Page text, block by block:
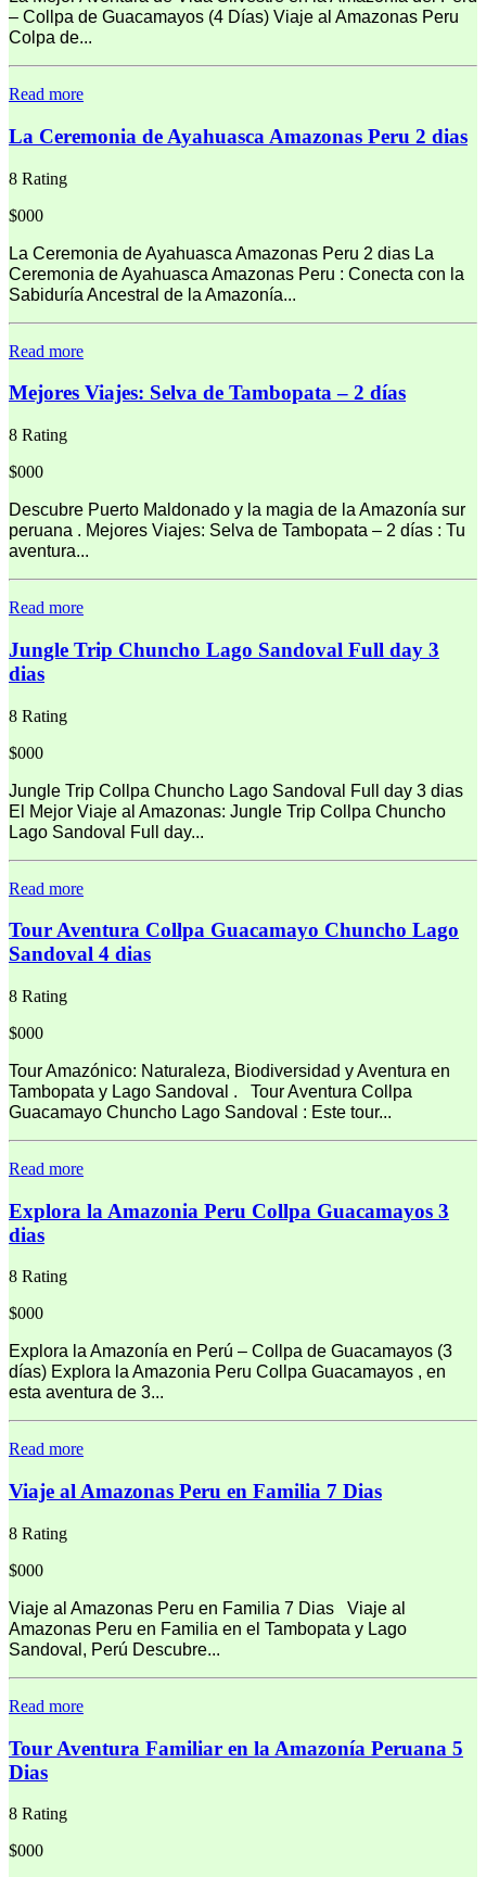
– Collpa de Guacamayos (4 Días) Viaje al Amazonas Peru
Colpa de...
Read more
La Ceremonia de Ayahuasca Amazonas Peru 2 dias
8 Rating
$000
La Ceremonia de Ayahuasca Amazonas Peru 2 dias La
Ceremonia de Ayahuasca Amazonas Peru : Conecta con la
Sabiduría Ancestral de la Amazonía...
Read more
Mejores Viajes: Selva de Tambopata – 2 días
8 Rating
$000
Descubre Puerto Maldonado y la magia de la Amazonía sur
peruana . Mejores Viajes: Selva de Tambopata – 2 días : Tu
aventura...
Read more
Jungle Trip Chuncho Lago Sandoval Full day 3
dias
8 Rating
$000
Jungle Trip Collpa Chuncho Lago Sandoval Full day 3 dias
El Mejor Viaje al Amazonas: Jungle Trip Collpa Chuncho
Lago Sandoval Full day...
Read more
Tour Aventura Collpa Guacamayo Chuncho Lago
Sandoval 4 dias
8 Rating
$000
Tour Amazónico: Naturaleza, Biodiversidad y Aventura en
Tambopata y Lago Sandoval . Tour Aventura Collpa
Guacamayo Chuncho Lago Sandoval : Este tour...
Read more
Explora la Amazonia Peru Collpa Guacamayos 3
dias
8 Rating
$000
Explora la Amazonía en Perú – Collpa de Guacamayos (3
días) Explora la Amazonia Peru Collpa Guacamayos , en
esta aventura de 3...
Read more
Viaje al Amazonas Peru en Familia 7 Dias
8 Rating
$000
Viaje al Amazonas Peru en Familia 7 Dias Viaje al
Amazonas Peru en Familia en el Tambopata y Lago
Sandoval, Perú Descubre...
Read more
Tour Aventura Familiar en la Amazonía Peruana 5
Dias
8 Rating
$000